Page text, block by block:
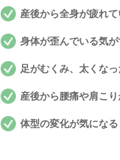
産後から全身が疲れ
身体が歪んでいる気が
足がむくみ、太くなっ
産後から腰痛や肩こ
体型の変化が気になる